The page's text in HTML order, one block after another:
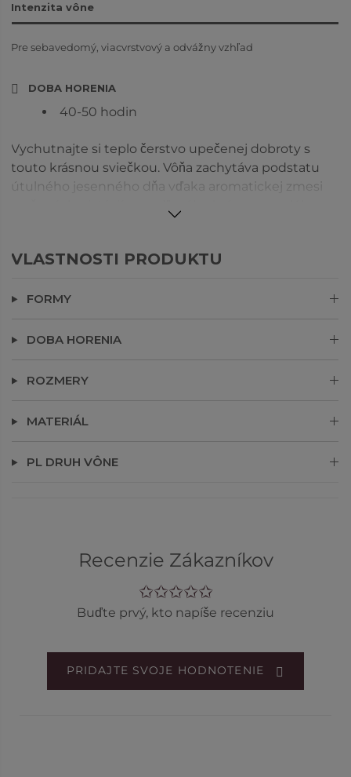
Intenzita vône
Pre sebavedomý, viacvrstvový a odvážny vzhľad
DOBA HORENIA
40-50 hodin
Vychutnajte si teplo čerstvo upečenej dobroty s
touto krásnou sviečkou. Vôňa zachytáva podstatu
útulného jesenného dňa vďaka aromatickej zmesi
nádobe, ktorá zodpovedá jej lákavej vôni, a ponúka
pekárňou.
VLASTNOSTI PRODUKTU
FORMY
DOBA HORENIA
ROZMERY
MATERIÁL
PL DRUH VÔNE
Recenzie Zákazníkov
Buďte prvý, kto napíše recenziu
PRIDAJTE SVOJE HODNOTENIE